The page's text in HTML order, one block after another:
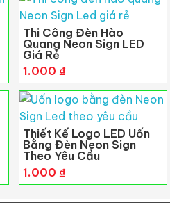
Thi Công Đèn Hào
Quang Neon Sign LED
Giá Rẻ
1.000 ₫
Thiết Kế Logo LED Uốn
Bằng Đèn Neon Sign
Theo Yêu Cầu
1.000 ₫